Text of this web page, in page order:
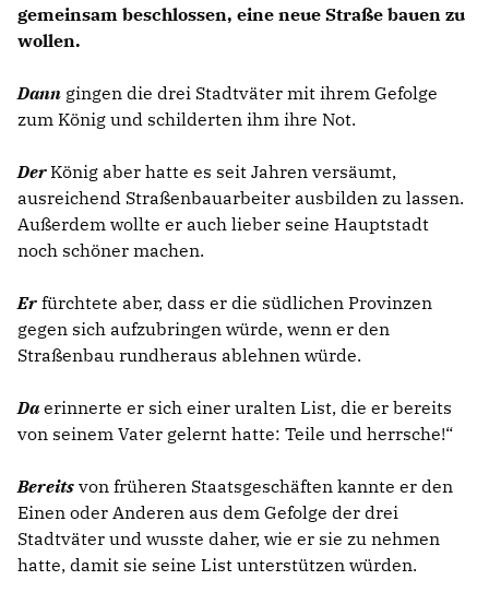
gemeinsam beschlossen, eine neue Straße bauen zu
wollen.
Dann gingen die drei Stadtväter mit ihrem Gefolge
zum König und schilderten ihm ihre Not.
DerKönig aber hatte es seit Jahren versäumt,
ausreichend Straßenbauarbeiter ausbilden zu lassen.
Außerdem wollte er auch lieber seine Hauptstadt
noch schöner machen.
Er fürchtete aber, dass er die südlichen Provinzen
gegen sich aufzubringen würde, wenn er den
Straßenbau rundheraus ablehnen würde.
Daerinnerte er sich einer uralten List, die er bereits
von seinem Vater gelernt hatte: Teile und herrsche!“
Bereits von früheren Staatsgeschäften kannte er den
Einen oder Anderen aus dem Gefolge der drei
Stadtväter und wusste daher, wie er sie zu nehmen
hatte, damit sie seine List unterstützen würden.